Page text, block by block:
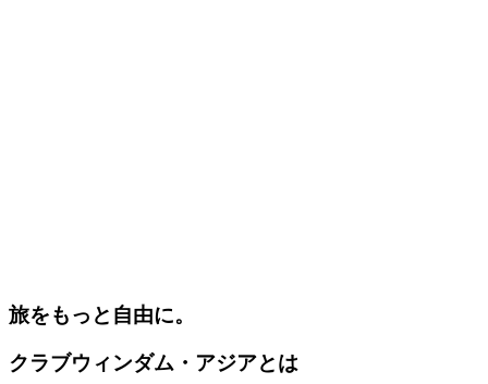
旅をもっと自由に。
クラブウィンダム・アジアとは